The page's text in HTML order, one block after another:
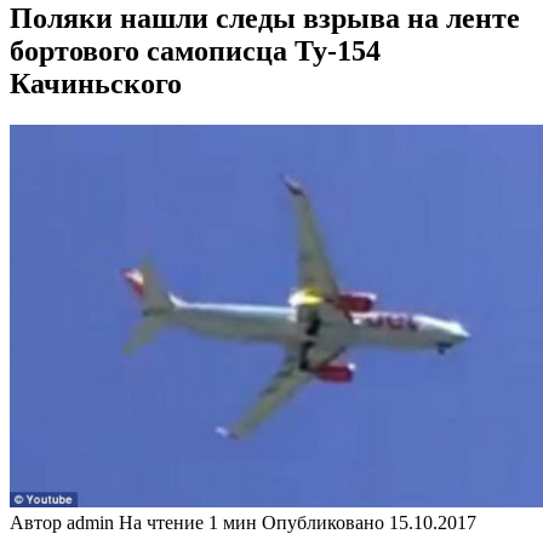
Поляки нашли следы взрыва на ленте
бортового самописца Ту-154
Качиньского
Автор admin На чтение 1 мин Опубликовано 15.10.2017